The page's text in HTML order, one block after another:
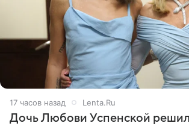
17 часов назад Lenta.Ru
Дочь Любови Успенской